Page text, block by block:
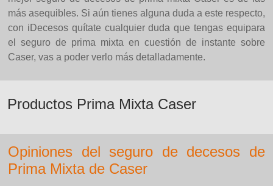
más asequibles. Si aún tienes alguna duda a este respecto,
con iDecesos quítate cualquier duda que tengas equipara
el seguro de prima mixta en cuestión de instante sobre
Caser, vas a poder verlo más detalladamente.
Productos Prima Mixta Caser
Opiniones del seguro de decesos de
Prima Mixta de Caser